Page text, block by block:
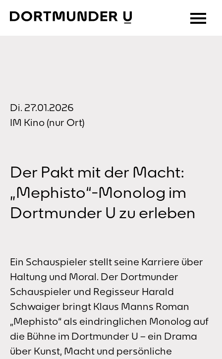
Di. 27.01.2026
IM Kino (nur Ort)
Der Pakt mit der Macht:
„Mephisto“-Monolog im
Dortmunder U zu erleben
Ein Schauspieler stellt seine Karriere über
Haltung und Moral. Der Dortmunder
Schauspieler und Regisseur Harald
Schwaiger bringt Klaus Manns Roman
„Mephisto“ als eindringlichen Monolog auf
die Bühne im Dortmunder U – ein Drama
über Kunst, Macht und persönliche